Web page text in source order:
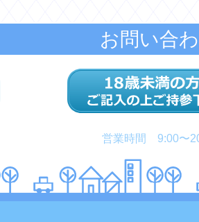
お問い合
営業時間 9:00〜